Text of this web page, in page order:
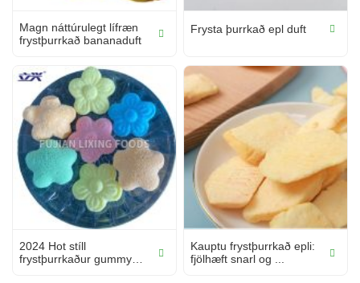
Magn náttúrulegt lífræn
frystþurrkað bananaduft
Frysta þurrkað epl duft
2024 Hot stíll
frystþurrkaður gummy
Kauptu frystþurrkað epli:
fjölhæft snarl og ...